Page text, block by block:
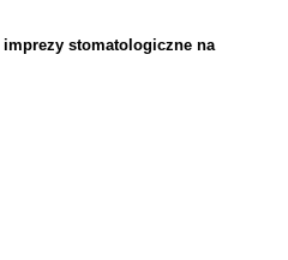
stomatologiczne na